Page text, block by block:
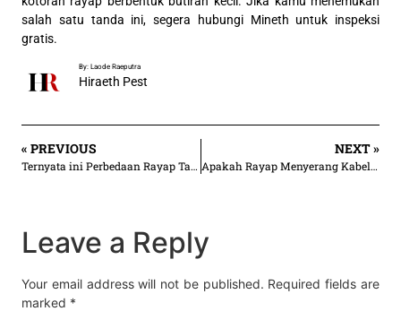
salah satu tanda ini, segera hubungi Mineth untuk inspeksi
gratis.
By: Laode Raeputra
Hiraeth Pest
« PREVIOUS
Ternyata ini Perbedaan Rayap Tanah dan Rayap Kayu Kering
NEXT »
Apakah Rayap Menyerang Kabel atau Soket Listrik?
Leave a Reply
Your email address will not be published. Required fields are
marked *